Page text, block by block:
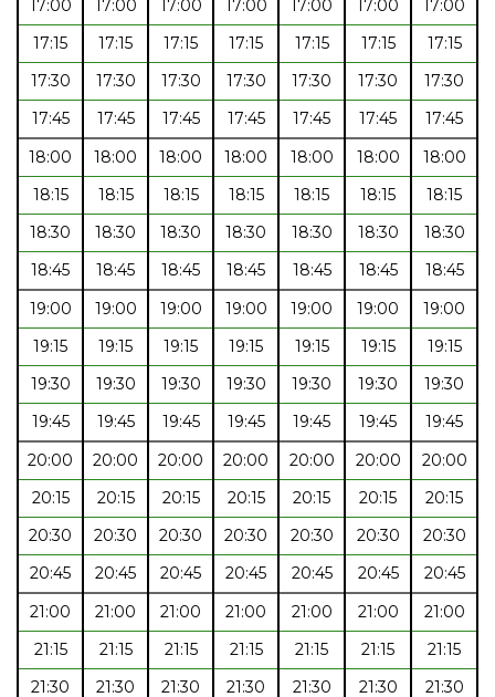
17:00
17:00 17:00 17:00 17:00 17:00
17:00
17:15
17:15 17:15 17:15 17:15 17:15
17:15
17:30
17:30 17:30 17:30 17:30 17:30
17:30
17:45
17:45 17:45 17:45 17:45 17:45
17:45
18:00
18:00 18:00 18:00 18:00 18:00
18:00
18:15
18:15 18:15 18:15 18:15 18:15
18:15
18:30
18:30 18:30 18:30 18:30 18:30
18:30
18:45
18:45 18:45 18:45 18:45 18:45
18:45
19:00
19:00 19:00 19:00 19:00 19:00
19:00
19:15
19:15 19:15 19:15 19:15 19:15
19:15
19:30
19:30 19:30 19:30 19:30 19:30
19:30
19:45
19:45 19:45 19:45 19:45 19:45
19:45
20:00
20:00 20:00 20:00 20:00 20:00
20:00
20:15
20:15 20:15 20:15 20:15 20:15
20:15
20:30
20:30 20:30 20:30 20:30 20:30
20:30
20:45
20:45 20:45 20:45 20:45 20:45
20:45
21:00
21:00 21:00 21:00 21:00 21:00
21:00
21:15
21:15 21:15 21:15 21:15 21:15
21:15
21:30
21:30 21:30 21:30 21:30 21:30 21:30